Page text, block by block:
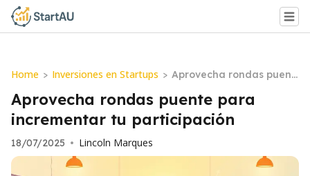
Home > Inversiones en Startups > Aprovecha rondas puent
rticipación
Aprovecha rondas puente para
incrementar tu participación
18/07/2025 • Lincoln Marques